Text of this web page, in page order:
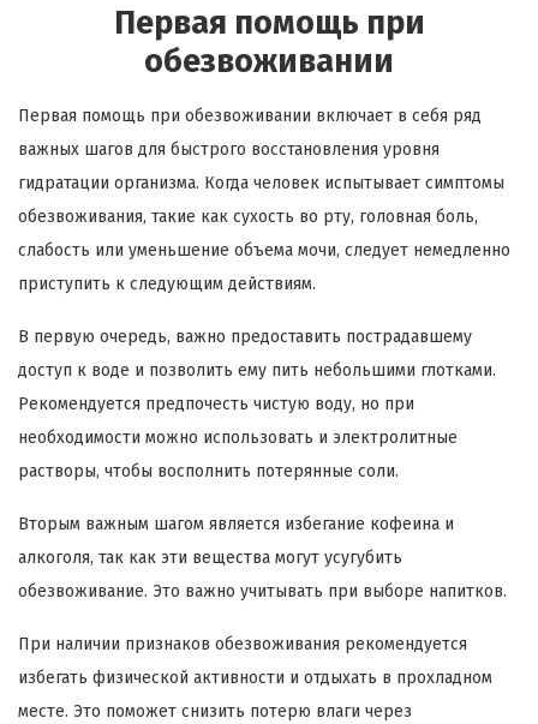
Первая помощь при
обезвоживании
Первая помощь при обезвоживании включает в себя ряд
важных шагов для быстрого восстановления уровня
гидратации организма. Когда человек испытывает симптомы
обезвоживания, такие как сухость во рту, головная боль,
слабость или уменьшение объема мочи, следует немедленно
приступить к следующим действиям.
В первую очередь, важно предоставить пострадавшему
доступ к воде и позволить ему пить небольшими глотками.
Рекомендуется предпочесть чистую воду, но при
необходимости можно использовать и электролитные
растворы, чтобы восполнить потерянные соли.
Вторым важным шагом является избегание кофеина и
алкоголя, так как эти вещества могут усугубить
обезвоживание. Это важно учитывать при выборе напитков.
При наличии признаков обезвоживания рекомендуется
избегать физической активности и отдыхать в прохладном
месте. Это поможет снизить потерю влаги через